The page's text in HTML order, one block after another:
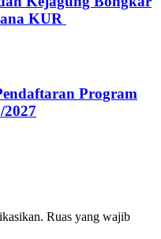
KUR
Program
Ruas yang wajib